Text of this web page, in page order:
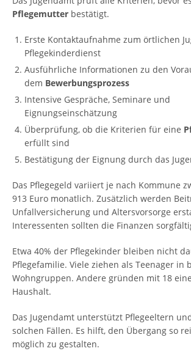
Pflegemutter bestätigt.
Erste Kontaktaufnahme zum örtlichen
Pflegekinderdienst
Ausführliche Informationen zu den
dem Bewerbungsprozess
Intensive Gespräche, Seminare und
Eignungseinschätzung
Überprüfung, ob die Kriterien für eine
erfüllt sind
Bestätigung der Eignung durch das
Das Pflegegeld variiert je nach Kommune
913 Euro monatlich. Zusätzlich werden
Unfallversicherung und Altersvorsorge
Interessenten sollten die Finanzen
Etwa 40% der Pflegekinder bleiben nicht
Pflegefamilie. Viele ziehen als Teenager in
Wohngruppen. Andere gründen mit 18
Haushalt.
Das Jugendamt unterstützt Pflegeeltern
solchen Fällen. Es hilft, den Übergang so
möglich zu gestalten.